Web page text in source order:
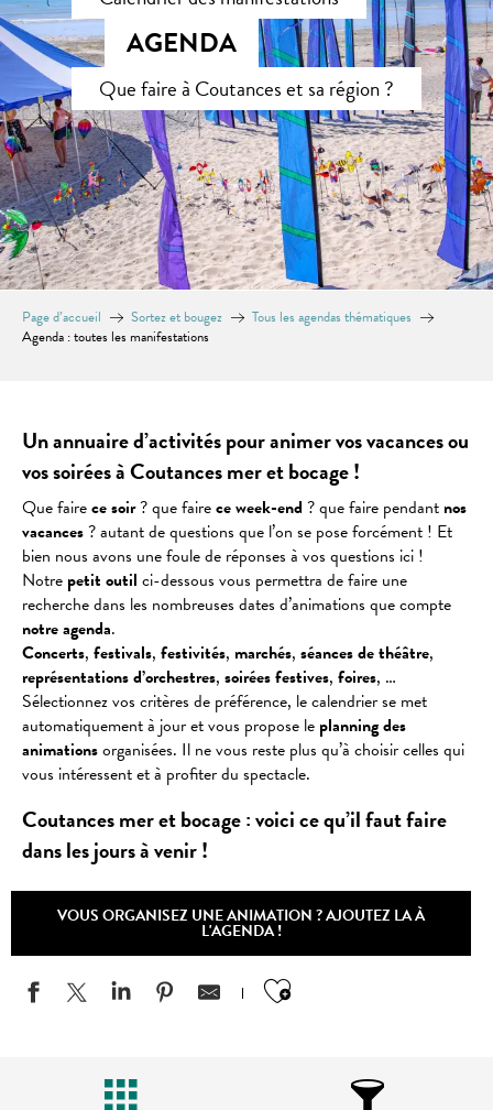
AGENDA
Que faire à Coutances et sa région ?
Page d’accueil Sortez et bougez
Tous les agendas thématiques
Agenda : toutes les manifestations
Un annuaire d’activités pour animer vos vacances ou
vos soirées à Coutances mer et bocage !
Que fairece soir? que fairece week-end ? que faire pendant nos
vacances? autant de questions que l’on se pose forcément ! Et
bien nous avons une foule de réponses à vos questions ici !
Notre petit outil ci-dessous vous permettra de faire une
recherche dans les nombreuses dates d’animations que compte
notre agenda.
Concerts, festivals, festivités, marchés, séancesdethéâtre,
représentationsd’orchestres, soiréesfestives, foires, …
Sélectionnez vos critères de préférence, le calendrier se met
automatiquement à jour et vous propose le planning des
animationsorganisées. Il ne vous reste plus qu’à choisir celles qui
vous intéressent et à profiter du spectacle.
Coutances mer et bocage : voici ce qu’il faut faire
dans les jours à venir !
VOUS ORGANISEZ UNE ANIMATION ? AJOUTEZ LA À
L'AGENDA !
Ajouter aux